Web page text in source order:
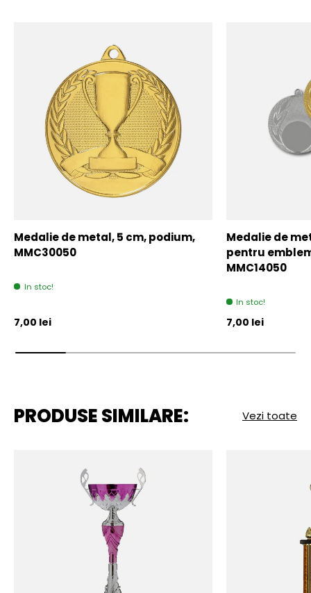
Medalie de metal, 5 cm, podium,
MMC30050
In stoc!
Pret initial
7,00 lei
Medalie de
pentru
MMC14050
In stoc!
Pret initial
7,00 lei
PRODUSE SIMILARE: Vezi toate